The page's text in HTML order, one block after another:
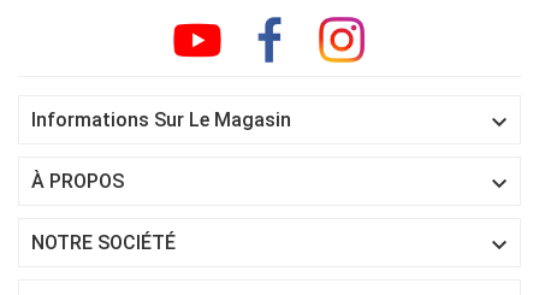
Informations Sur Le Magasin 
À PROPOS 
NOTRE SOCIÉTÉ 